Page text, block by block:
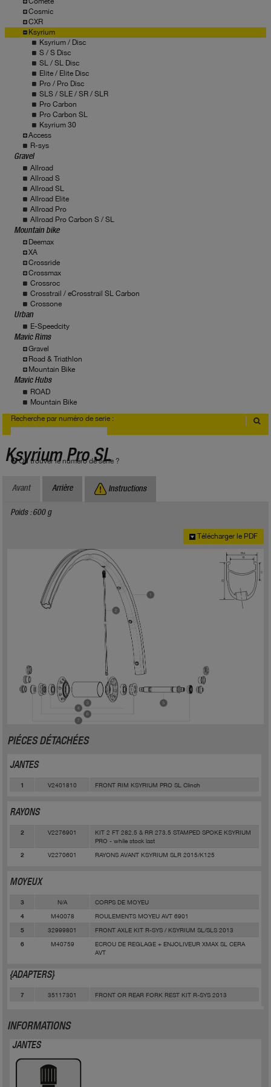
Cosmic
CXR
Ksyrium
Ksyrium / Disc
S / S Disc
SL / SL Disc
Elite / Elite Disc
Pro / Pro Disc
SLS / SLE / SR / SLR
Pro Carbon
Pro Carbon SL
Ksyrium 30
Access
R-sys
Gravel
Allroad
Allroad S
Allroad SL
Allroad Elite
Allroad Pro
Allroad Pro Carbon S / SL
Mountain bike
Deemax
XA
Crossride
Crossmax
Crossroc
Crosstrail / eCrosstrail SL Carbon
Crossone
Urban
E-Speedcity
Mavic Rims
Gravel
Road & Triathlon
Mountain Bike
Mavic Hubs
ROAD
Mountain Bike
Recherche par numéro de serie :
Où trouver le numéro de série ?
Ksyrium Pro SL
Avant Arrière Instructions
Poids : 600 g
Télécharger le PDF
PIÉCES DÉTACHÉES
JANTES
1 V2401810 FRONT RIM KSYRIUM PRO SL Clinch
RAYONS
2 V2276901
KIT 2 FT 282.5 & RR 273.5 STAMPED SPOKE KSYRIUM
PRO - while stock last
2 V2270601 RAYONS AVANT KSYRIUM SLR 2015/K125
MOYEUX
3 N/A CORPS DE MOYEU
4 M40078 ROULEMENTS MOYEU AVT 6901
5 32999801 FRONT AXLE KIT R-SYS / KSYRIUM SL/SLS 2013
6 M40759
ECROU DE REGLAGE + ENJOLIVEUR XMAX SL CERA
AVT
{ADAPTERS}
7 35117301 FRONT OR REAR FORK REST KIT R-SYS 2013
INFORMATIONS
JANTES